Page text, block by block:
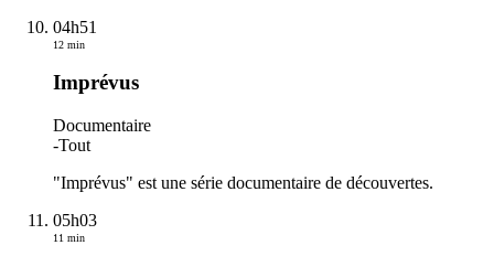
04h51
12 min
Imprévus
Documentaire
-Tout
"Imprévus" est une série documentaire de découvertes.
05h03
11 min